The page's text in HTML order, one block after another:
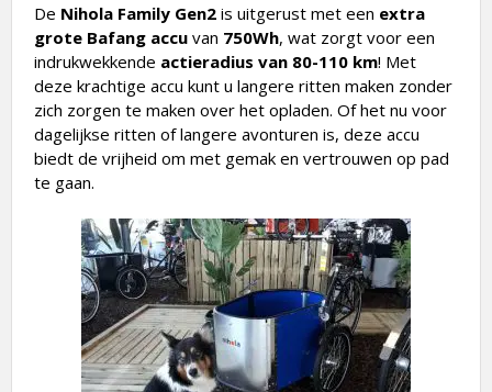
De Nihola Family Gen2 is uitgerust met een extra
grote Bafang accu van 750Wh, wat zorgt voor een
indrukwekkende actieradius van 80-110 km! Met
deze krachtige accu kunt u langere ritten maken zonder
zich zorgen te maken over het opladen. Of het nu voor
dagelijkse ritten of langere avonturen is, deze accu
biedt de vrijheid om met gemak en vertrouwen op pad
te gaan.